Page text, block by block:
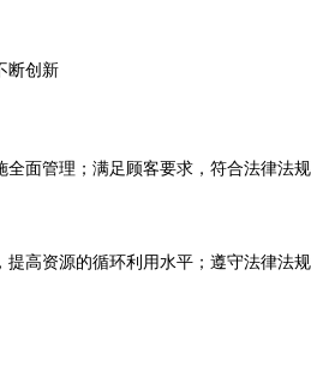
断创新
面管理；满足顾客要求，符合法律法
高资源的循环利用水平；遵守法律法